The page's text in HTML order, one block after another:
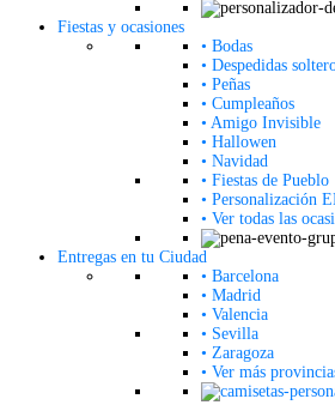
Fiestas y ocasiones
• Bodas
• Despedidas
• Peñas
• Cumpleaños
• Amigo Invisible
• Hallowen
• Navidad
• Fiestas de Pueblo
• Personalización
• Ver todas las
Entregas en tu Ciudad
• Barcelona
• Madrid
• Valencia
• Sevilla
• Zaragoza
• Ver más